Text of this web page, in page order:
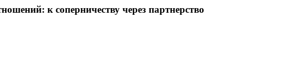
к соперничеству через партнерство